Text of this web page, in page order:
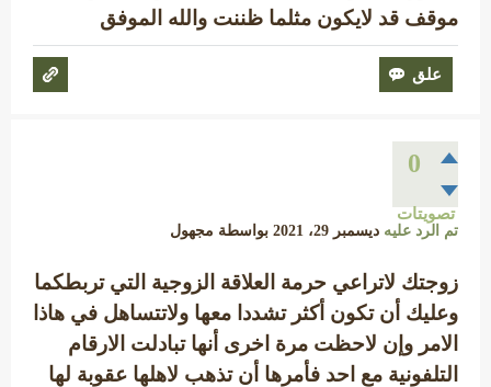
موقف قد لايكون مثلما ظننت والله الموفق
0
تصويتات
تم الرد عليه ديسمبر 29، 2021 بواسطة مجهول
زوجتك لاتراعي حرمة العلاقة الزوجية التي تربطكما
وعليك أن تكون أكثر تشددا معها ولاتتساهل في هاذا
الامر وإن لاحظت مرة اخرى أنها تبادلت الارقام
التلفونية مع احد فأمرها أن تذهب لاهلها عقوبة لها